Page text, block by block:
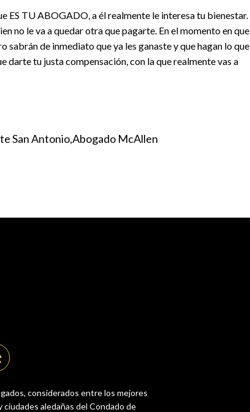
ES TU ABOGADO, a él realmente le interesa tu bienestar.
no le va a quedar otra que pagarte. En el momento en que
de inmediato que ya les ganaste y que hagan lo que
darte tu justa compensación, con la que realmente vas a
San AntonioAbogado McAllen
considerados entre los mejores
aledañas del Condado de